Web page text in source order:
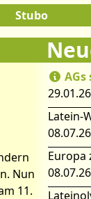
SOMMERFERIEN !
Stubo
Nun
11.
29.01.26
08.07.26
08.07.26